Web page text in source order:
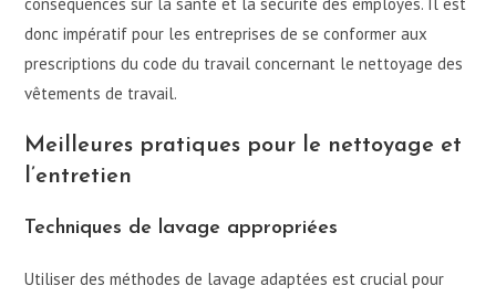
donc impératif pour les entreprises de se conformer aux
prescriptions du code du travail concernant le nettoyage des
vêtements de travail.
Meilleures pratiques pour le nettoyage et
l’entretien
Techniques de lavage appropriées
Utiliser des méthodes de lavage adaptées est crucial pour